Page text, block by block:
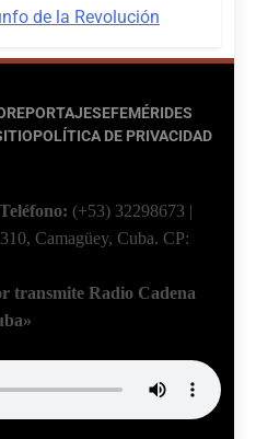
EFEMÉRIDES
POLÍTICA DE PRIVACIDAD
Teléfono: (+53) 32298673
Camagüey, Cuba. CP:
transmite Radio Cadena